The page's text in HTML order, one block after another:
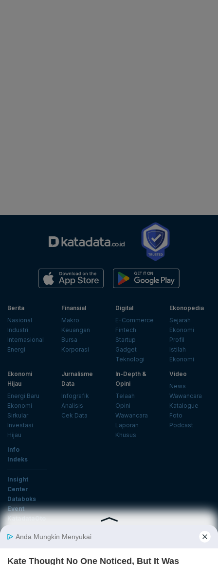
Berita
Nasional
Industri
Internasional
Energi
Finansial
Makro
Keuangan
Bursa
Korporasi
Digital
E-Commerce
Fintech
Startup
Gadget
Teknologi
Ekonopedia
Sejarah
Ekonomi
Profil
Istilah
Ekonomi
Ekonomi
Hijau
Energi Baru
Ekonomi
Sirkular
Investasi
Hijau
Jurnalisme
Data
Infografik
Analisis
Cek Data
In-Depth &
Opini
Telaah
Opini
Wawancara
Laporan
Khusus
Video
News
Wawancara
Katalogue
Foto
Podcast
Info
Indeks
Insight
Center
Databoks
Event
KatadataOto
Email